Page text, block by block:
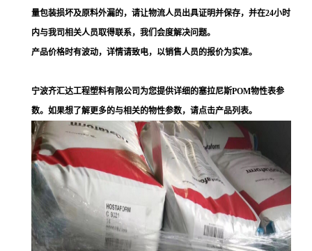
量包装损坏及原料外漏的，请让物流人员出具证明并保存，并在24小时
内与我司相关人员取得联系，我们会度解决问题。
产品价格时有波动，详情请致电，以销售人员的报价为实准。
宁波齐汇达工程塑料有限公司为您提供详细的塞拉尼斯POM物性表参
数。如果想了解更多的与相关的物性参数，请点击产品列表。